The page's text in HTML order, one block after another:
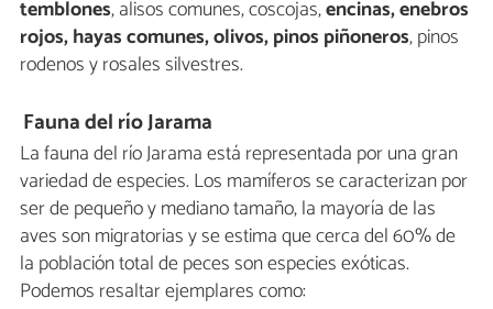
temblones, alisos comunes, coscojas,encinas, enebros
rojos, hayas comunes, olivos, pinos piñoneros, pinos
rodenos y rosales silvestres.
Fauna del río Jarama
La fauna del río Jarama está representada por una gran
variedad de especies. Los mamíferos se caracterizan por
ser de pequeño y mediano tamaño, la mayoría de las
aves son migratorias y se estima que cerca del 60% de
la población total de peces son especies exóticas.
Podemos resaltar ejemplares como: